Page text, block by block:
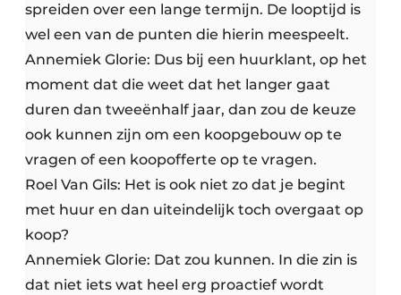
spreiden over een lange termijn. De looptijd is
wel een van de punten die hierin meespeelt.
Annemiek Glorie: Dus bij een huurklant, op het
moment dat die weet dat het langer gaat
duren dan tweeënhalf jaar, dan zou de keuze
ook kunnen zijn om een koopgebouw op te
vragen of een koopofferte op te vragen.
Roel Van Gils: Het is ook niet zo dat je begint
met huur en dan uiteindelijk toch overgaat op
koop?
Annemiek Glorie: Dat zou kunnen. In die zin is
dat niet iets wat heel erg proactief wordt